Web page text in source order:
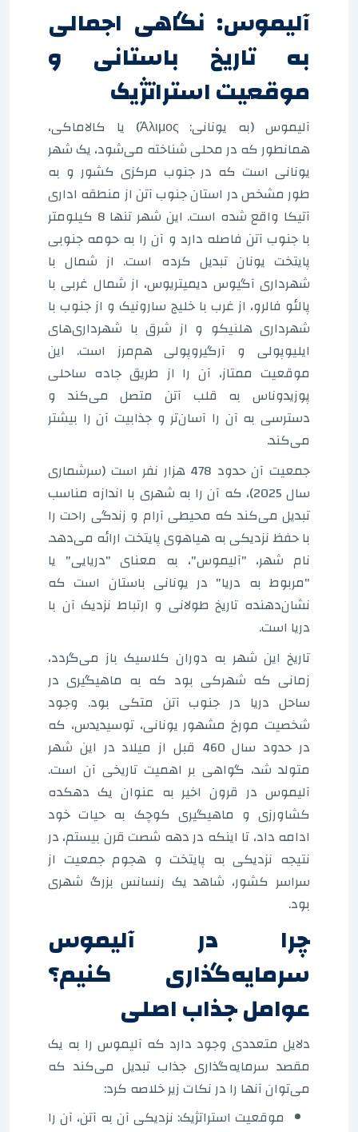
آلیموس: نگاهی اجمالی
به تاریخ باستانی و
موقعیت استراتژیک
آلیموس (به یونانی: Άλιμος) یا کالاماکی،
همانطور که در محلی شناخته می‌شود، یک شهر
یونانی است که در جنوب مرکزی کشور و به
طور مشخص در استان جنوب آتن از منطقه اداری
آتیکا واقع شده است. این شهر تنها 8 کیلومتر
با جنوب آتن فاصله دارد و آن را به حومه جنوبی
پایتخت یونان تبدیل کرده است. از شمال با
شهرداری آگیوس دیمیتریوس، از شمال غربی با
پالئو فالرو، از غرب با خلیج سارونیک و از جنوب با
شهرداری هلنیکو و از شرق با شهرداری‌های
ایلیوپولی و آرگیروپولی هم‌مرز است. این
موقعیت ممتاز، آن را از طریق جاده ساحلی
پوزیدوناس به قلب آتن متصل می‌کند و
دسترسی به آن را آسان‌تر و جذابیت آن را بیشتر
می‌کند.
جمعیت آن حدود 478 هزار نفر است (سرشماری
سال 2025)، که آن را به شهری با اندازه مناسب
تبدیل می‌کند که محیطی آرام و زندگی راحت را
با حفظ نزدیکی به هیاهوی پایتخت ارائه می‌دهد.
نام شهر، "آلیموس"، به معنای "دریایی" یا
"مربوط به دریا" در یونانی باستان است که
نشان‌دهنده تاریخ طولانی و ارتباط نزدیک آن با
دریا است.
تاریخ این شهر به دوران کلاسیک باز می‌گردد،
زمانی که شهرکی بود که به ماهیگیری در
ساحل دریا در جنوب آتن متکی بود. وجود
شخصیت مورخ مشهور یونانی، توسیدیدس، که
در حدود سال 460 قبل از میلاد در این شهر
متولد شد، گواهی بر اهمیت تاریخی آن است.
آلیموس در قرون اخیر به عنوان یک دهکده
کشاورزی و ماهیگیری کوچک به حیات خود
ادامه داد، تا اینکه در دهه شصت قرن بیستم، در
نتیجه نزدیکی به پایتخت و هجوم جمعیت از
سراسر کشور، شاهد یک رنسانس بزرگ شهری
بود.
چرا در آلیموس
سرمایه‌گذاری کنیم؟
عوامل جذاب اصلی
دلایل متعددی وجود دارد که آلیموس را به یک
مقصد سرمایه‌گذاری جذاب تبدیل می‌کند که
می‌توان آنها را در نکات زیر خلاصه کرد:
موقعیت استراتژیک: نزدیکی آن به آتن، آن را